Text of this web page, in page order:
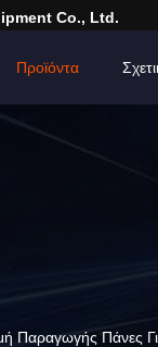
Co., Ltd.
Προϊόντα
Παραγωγής Πάνες